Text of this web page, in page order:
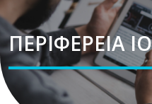
ΠΕΡΙΦΕΡΕΙΑ